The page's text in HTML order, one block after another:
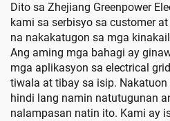
Dito sa Zhejiang Greenpower
kami sa serbisyo sa customer
na nakakatugon sa mga
Ang aming mga bahagi ay
mga aplikasyon sa electrical
tiwala at tibay sa isip.
hindi lang namin natutugunan
nalampasan natin ito. Kami ay